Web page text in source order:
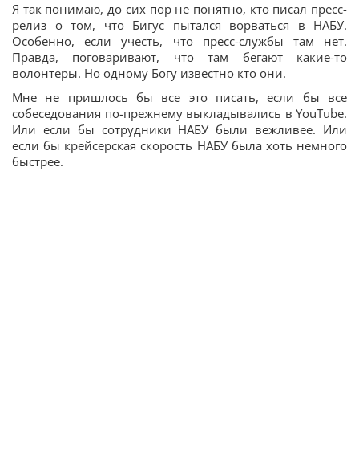
Я так понимаю, до сих пор не понятно, кто писал пресс-
релиз о том, что Бигус пытался ворваться в НАБУ.
Особенно, если учесть, что пресс-службы там нет.
Правда, поговаривают, что там бегают какие-то
волонтеры. Но одному Богу известно кто они.
Мне не пришлось бы все это писать, если бы все
собеседования по-прежнему выкладывались в YouTube.
Или если бы сотрудники НАБУ были вежливее. Или
если бы крейсерская скорость НАБУ была хоть немного
быстрее.